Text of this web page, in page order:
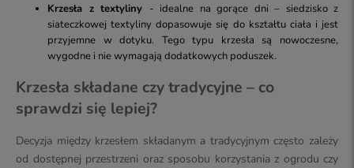
Krzesła z textyliny - idealne na gorące dni – siedzisko z
siateczkowej textyliny dopasowuje się do kształtu ciała i jest
przyjemne w dotyku. Tego typu krzesła są nowoczesne,
wygodne i nie wymagają dodatkowych poduszek.
Krzesła składane czy tradycyjne – co
sprawdzi się lepiej?
Decyzja między krzesłem składanym a tradycyjnym często zależy
od dostępnej przestrzeni oraz sposobu korzystania z ogrodu czy